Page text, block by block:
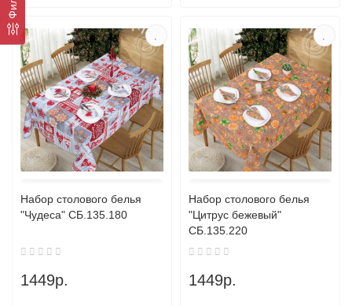
Набор столового белья
"Чудеса" СБ.135.180
1449р.
Набор столового белья
"Цитрус бежевый"
СБ.135.220
1449р.